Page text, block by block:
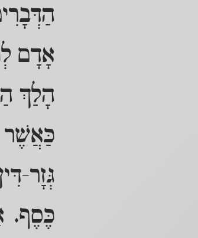
אָדָם
הָלַךְ
גְּזָר-
כֶּסֶף.